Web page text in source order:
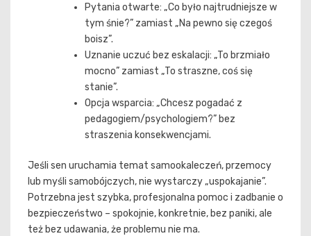
Pytania otwarte: „Co było najtrudniejsze w
tym śnie?” zamiast „Na pewno się czegoś
boisz”.
Uznanie uczuć bez eskalacji: „To brzmiało
mocno” zamiast „To straszne, coś się
stanie”.
Opcja wsparcia: „Chcesz pogadać z
pedagogiem/psychologiem?” bez
straszenia konsekwencjami.
Jeśli sen uruchamia temat samookaleczeń, przemocy
lub myśli samobójczych, nie wystarczy „uspokajanie”.
Potrzebna jest szybka, profesjonalna pomoc i zadbanie o
bezpieczeństwo – spokojnie, konkretnie, bez paniki, ale
też bez udawania, że problemu nie ma.